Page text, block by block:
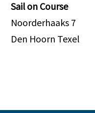
Sail on Course
Noorderhaaks 7
Den Hoorn Texel